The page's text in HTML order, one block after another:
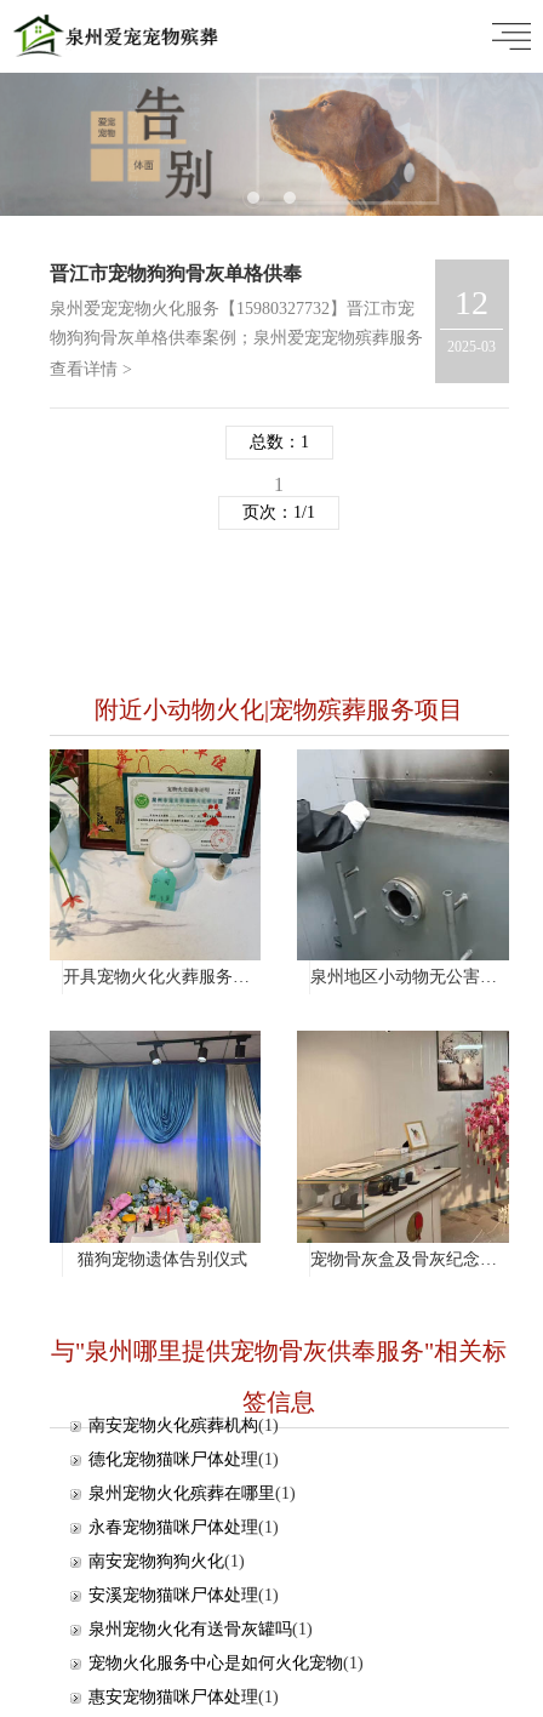
晋江市宠物狗狗骨灰单格供奉
泉州爱宠宠物火化服务【15980327732】晋江市宠
物狗狗骨灰单格供奉案例；泉州爱宠宠物殡葬服务
是泉州动物火化服务机构，提供集体火化和单独火
人无法亲临现场，我们将派车接收小家伙，并提供
查看详情 >
12
2025-03
总数：1
1
页次：1/1
附近小动物火化|宠物殡葬服务项目
开具宠物火化火葬服务证明 泉州地区小动物无公害处理
猫狗宠物遗体告别仪式
与"泉州哪里提供宠物骨灰供奉服务"相关标
签信息
南安宠物火化殡葬机构(1)
德化宠物猫咪尸体处理(1)
泉州宠物火化殡葬在哪里(1)
永春宠物猫咪尸体处理(1)
南安宠物狗狗火化(1)
安溪宠物猫咪尸体处理(1)
泉州宠物火化有送骨灰罐吗(1)
宠物火化服务中心是如何火化宠物(1)
惠安宠物猫咪尸体处理(1)